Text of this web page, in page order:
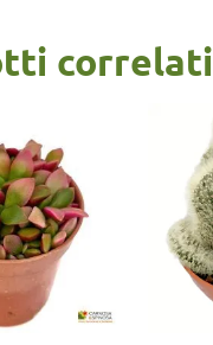
correlati